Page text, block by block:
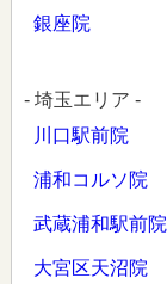
銀座院
- 埼玉エリア -
川口駅前院
浦和コルソ院
武蔵浦和駅前院
大宮区天沼院